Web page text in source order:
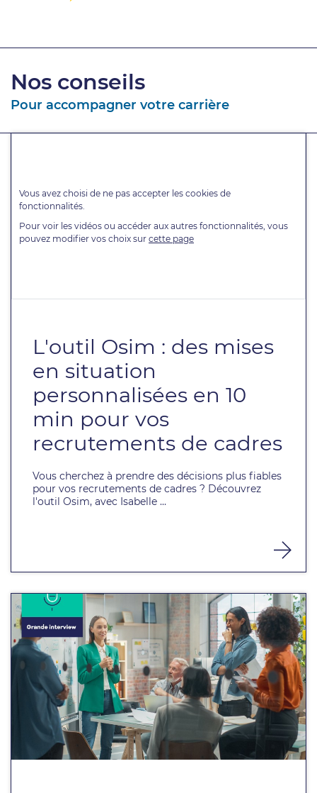
Nos conseils
Pour accompagner votre carrière
L'outil Osim : des mises
en situation
personnalisées en 10
min pour vos
recrutements de cadres
Vous cherchez à prendre des décisions plus fiables
pour vos recrutements de cadres ? Découvrez
l'outil Osim, avec Isabelle ...